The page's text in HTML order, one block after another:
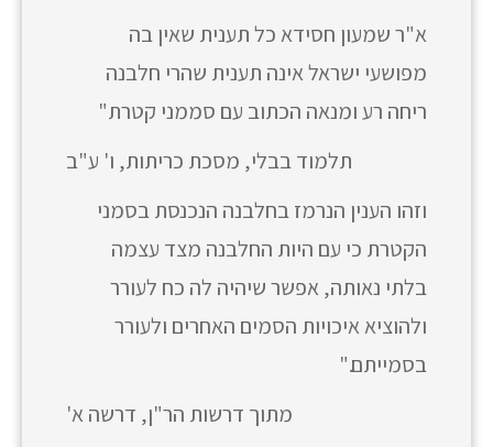
א"ר שמעון חסידא כל תענית שאין בה
מפושעי ישראל אינה תענית שהרי חלבנה
ריחה רע ומנאה הכתוב עם סממני קטרת"
תלמוד בבלי, מסכת כריתות, ו' ע"ב
וזהו הענין הנרמז בחלבנה הנכנסת בסמני
הקטרת כי עם היות החלבנה מצד עצמה
בלתי נאותה, אפשר שיהיה לה כח לעורר
ולהוציא איכויות הסמים האחרים ולעורר
בסמייתם."
מתוך דרשות הר"ן, דרשה א'